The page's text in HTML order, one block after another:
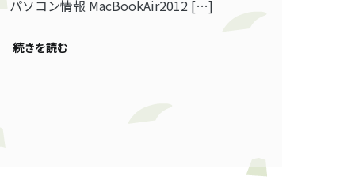
パソコン情報 MacBookAir2012 […]
続きを読む